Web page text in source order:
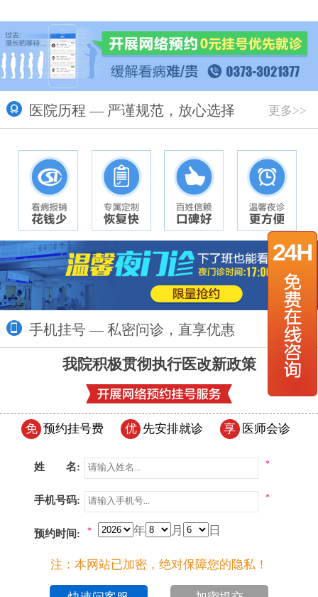
医院历程 — 严谨规范，放心选择 更多>>
手机挂号 — 私密问诊，直享优惠 更多>>
我院积极贯彻执行医改新政策
免 预约挂号费 优 先安排就诊 享 医师会诊
姓 名: *
手机号码: *
预约时间: 年 月 日
*
注：本网站已加密，绝对保障您的隐私！